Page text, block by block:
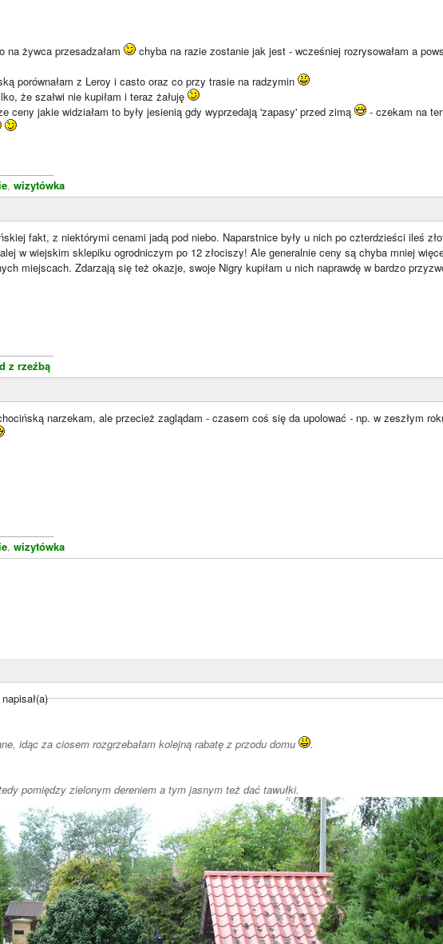
na żywca przesadzałam
chyba na razie zostanie jak jest - wcześniej rozrysowałam a
porównałam z Leroy i casto oraz co przy trasie na radzymin
że szałwi nie kupiłam i teraz żałuję
ceny jakie widziałam to były jesienią gdy wyprzedają 'zapasy' przed zimą
- czekam na
, wizytówka
fakt, z niektórymi cenami jadą pod niebo. Naparstnice były u nich po czterdzieści ileś
w wiejskim sklepiku ogrodniczym po 12 złociszy! Ale generalnie ceny są chyba mniej
miejscach. Zdarzają się też okazje, swoje Nigry kupiłam u nich naprawdę w bardzo
z rzeźbą
narzekam, ale przecież zaglądam - czasem coś się da upolować - np. w zeszłym
, wizytówka
idąc za ciosem rozgrzebałam kolejną rabatę z przodu domu .
pomiędzy zielonym dereniem a tym jasnym też dać tawułki.